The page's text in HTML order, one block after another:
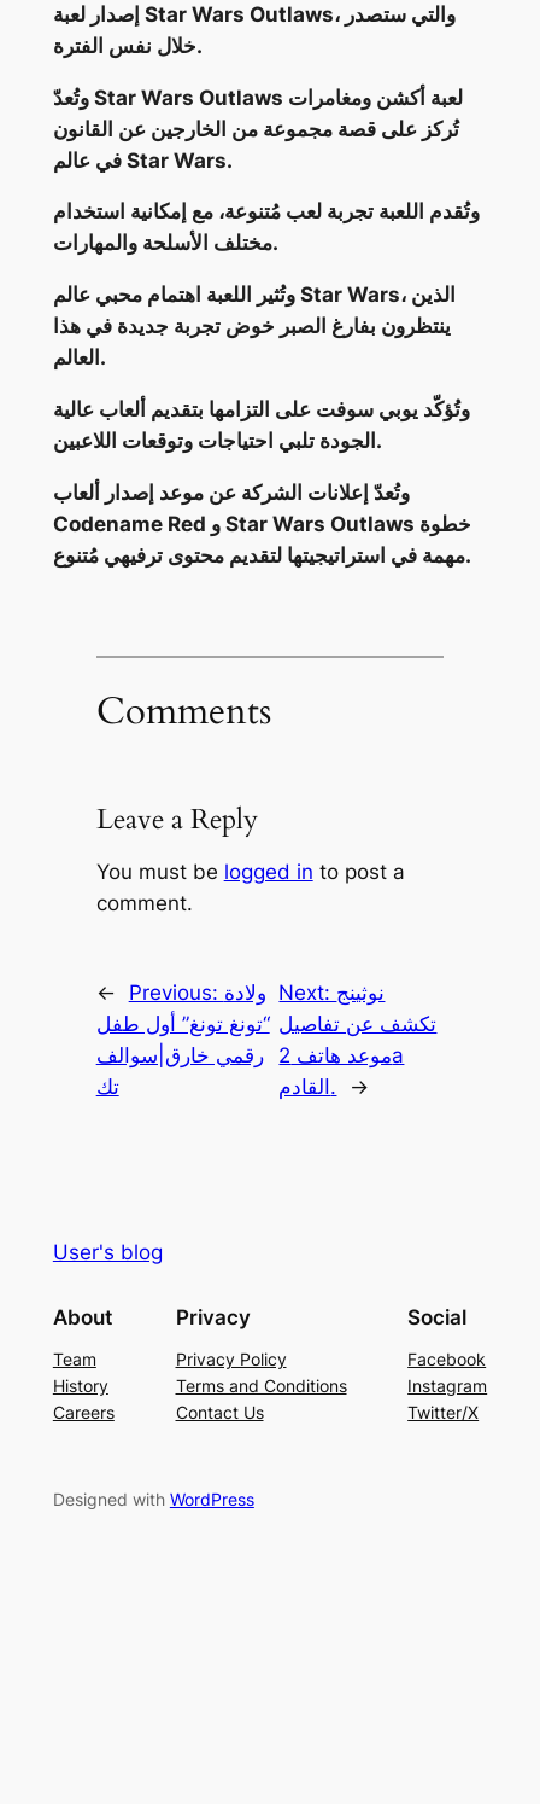
إصدار لعبة Star Wars Outlaws، والتي ستصدر
خلال نفس الفترة.
وتُعدّ Star Wars Outlaws لعبة أكشن ومغامرات
تُركز على قصة مجموعة من الخارجين عن القانون
في عالم Star Wars.
وتُقدم اللعبة تجربة لعب مُتنوعة، مع إمكانية استخدام
مختلف الأسلحة والمهارات.
وتُثير اللعبة اهتمام محبي عالم Star Wars، الذين
ينتظرون بفارغ الصبر خوض تجربة جديدة في هذا
العالم.
وتُؤكّد يوبي سوفت على التزامها بتقديم ألعاب عالية
الجودة تلبي احتياجات وتوقعات اللاعبين.
وتُعدّ إعلانات الشركة عن موعد إصدار ألعاب
Codename Red و Star Wars Outlaws خطوة
مهمة في استراتيجيتها لتقديم محتوى ترفيهي مُتنوع.
Comments
Leave a Reply
You must be logged in to post a
comment.
← Previous: ولادة
“تونغ تونغ” أول طفل
رقمي خارق|سوالف
تك
Next: نوثينج
تكشف عن تفاصيل
موعد هاتف 2a
القادم.
→
User's blog
About
Team
History
Careers
Privacy
Privacy Policy
Terms and Conditions
Contact Us
Social
Facebook
Instagram
Twitter/X
Designed with WordPress